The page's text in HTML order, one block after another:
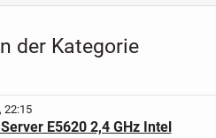
der Kategorie
22:15
E5620 2,4 GHz Intel